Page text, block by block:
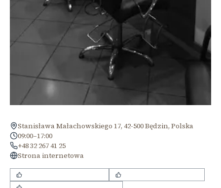
Stanisława Małachowskiego 17, 42-500 Będzin, Polska
09:00–17:00
+48 32 267 41 25
Strona internetowa